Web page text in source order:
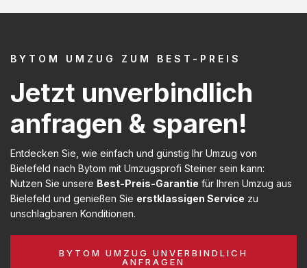
BYTOM UMZUG ZUM BEST-PREIS
Jetzt unverbindlich
anfragen & sparen!
Entdecken Sie, wie einfach und günstig Ihr Umzug von
Bielefeld nach Bytom mit Umzugsprofi Steiner sein kann:
Nutzen Sie unsere Best-Preis-Garantie für Ihren Umzug aus
Bielefeld und genießen Sie erstklassigen Service zu
unschlagbaren Konditionen.
BYTOM UMZUG UNVERBINDLICH
ANFRAGEN